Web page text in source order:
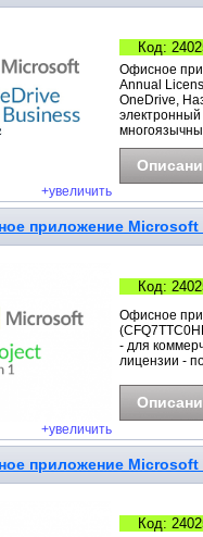
+увеличить
Код:
Офисное
Annual
OneDrive,
приложение Microsoft
+увеличить
Код:
Офисное
- для
лицензии -
приложение Microsoft
Код: